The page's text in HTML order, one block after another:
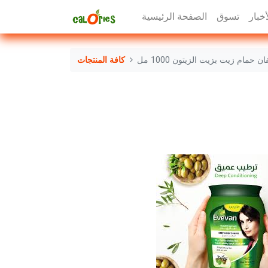
الصفحة الرئيسية تسوق
كافة المنتجات حمام زيت بزيت الزيتون 1000 مل